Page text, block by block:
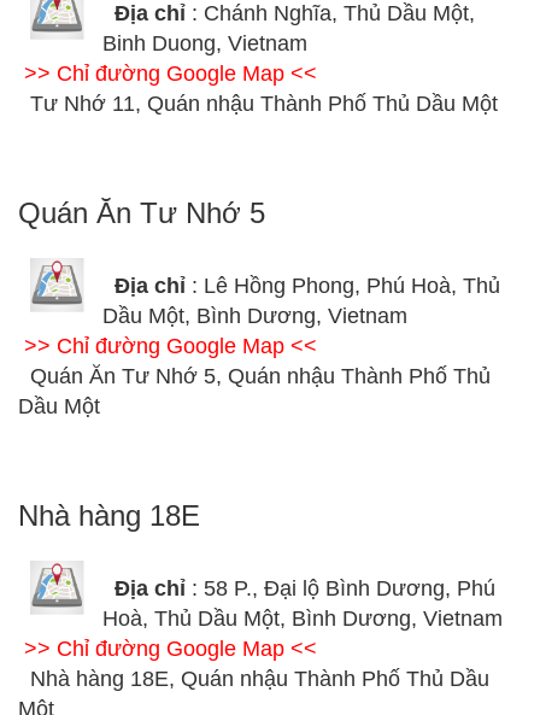
Địa chỉ : Chánh Nghĩa, Thủ Dầu Một,
Binh Duong, Vietnam
>> Chỉ đường Google Map <<
Tư Nhớ 11, Quán nhậu Thành Phố Thủ Dầu Một
Quán Ăn Tư Nhớ 5
Địa chỉ : Lê Hồng Phong, Phú Hoà, Thủ
Dầu Một, Bình Dương, Vietnam
>> Chỉ đường Google Map <<
Quán Ăn Tư Nhớ 5, Quán nhậu Thành Phố Thủ
Dầu Một
Nhà hàng 18E
Địa chỉ : 58 P., Đại lộ Bình Dương, Phú
Hoà, Thủ Dầu Một, Bình Dương, Vietnam
>> Chỉ đường Google Map <<
Nhà hàng 18E, Quán nhậu Thành Phố Thủ Dầu
Một